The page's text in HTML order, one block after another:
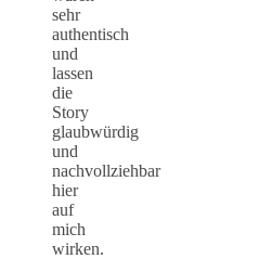
sehr
authentisch
und
lassen
die
Story
glaubwürdig
und
nachvollziehbar
hier
auf
mich
wirken.